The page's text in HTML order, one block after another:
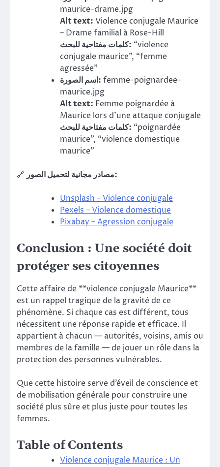
maurice-drame.jpg
Alt text: Violence conjugale Maurice
– Drame familial à Rose-Hill
كلمات مفتاحية للبحث: “violence
conjugale maurice”, “femme
agressée”
اسم الصورة: femme-poignardee-
maurice.jpg
Alt text: Femme poignardée à
Maurice lors d’une attaque conjugale
كلمات مفتاحية للبحث: “poignardée
maurice”, “violence domestique
maurice”
🔗 مصادر مجانية لتحميل الصور:
Unsplash – Violence conjugale
Pexels – Violence domestique
Pixabay – Agression conjugale
Conclusion : Une société doit
protéger ses citoyennes
Cette affaire de **violence conjugale Maurice**
est un rappel tragique de la gravité de ce
phénomène. Si chaque cas est différent, tous
nécessitent une réponse rapide et efficace. Il
appartient à chacun — autorités, voisins, amis ou
membres de la famille — de jouer un rôle dans la
protection des personnes vulnérables.
Que cette histoire serve d’éveil de conscience et
de mobilisation générale pour construire une
société plus sûre et plus juste pour toutes les
femmes.
Table of Contents
Violence conjugale Maurice : Un